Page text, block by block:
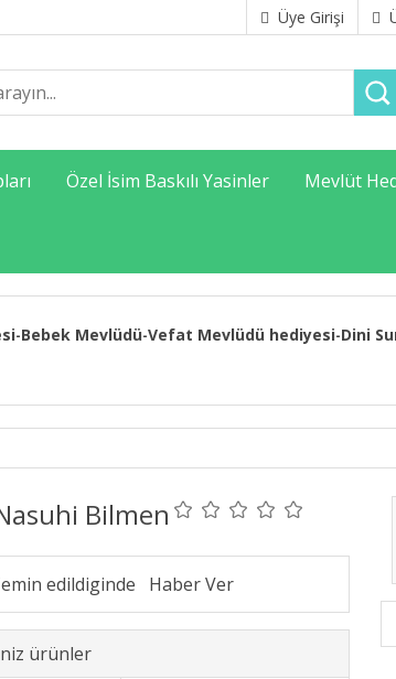
Üye Girişi
Özel İsim Baskılı Yasinler Mevlüt
-Bebek Mevlüdü-Vefat Mevlüdü hediyesi-Dini
Bilmen
edildiginde
ürünler